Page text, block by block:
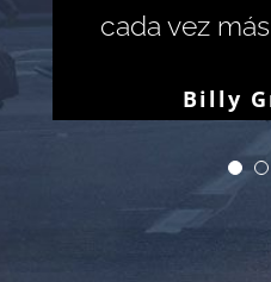
cada vez
Billy